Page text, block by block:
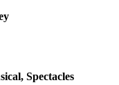
Spectacles